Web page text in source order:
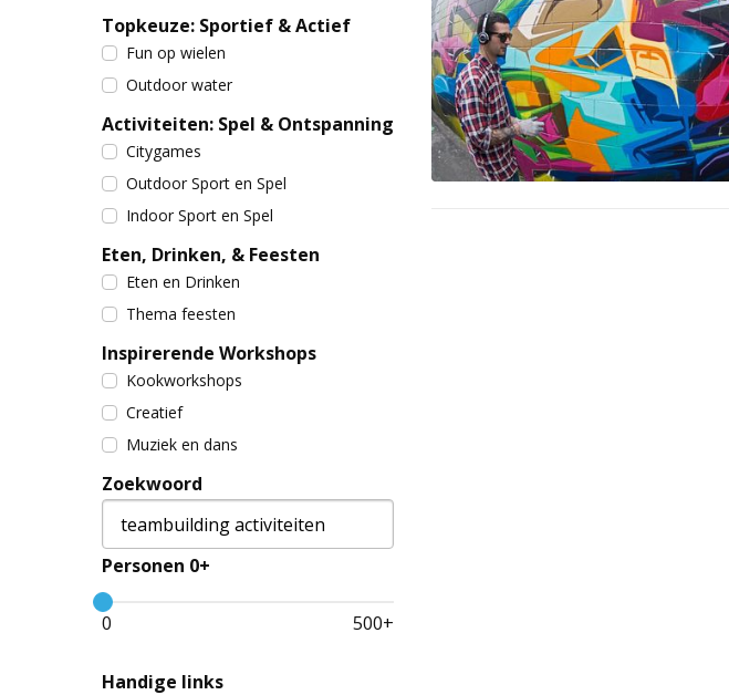
Topkeuze: Sportief & Actief
Fun op wielen
Outdoor water
Activiteiten: Spel & Ontspanning
Citygames
Outdoor Sport en Spel
Indoor Sport en Spel
Eten, Drinken, & Feesten
Eten en Drinken
Thema feesten
Inspirerende Workshops
Kookworkshops
Creatief
Muziek en dans
Zoekwoord
Personen 0+
0 500+
Handige links